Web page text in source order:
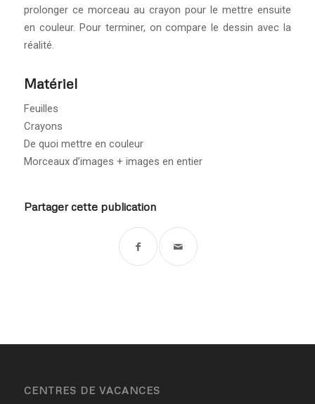
prolonger ce morceau au crayon pour le mettre ensuite
en couleur. Pour terminer, on compare le dessin avec la
réalité.
Matériel
Feuilles
Crayons
De quoi mettre en couleur
Morceaux d’images + images en entier
Partager cette publication
CENTRES DE VACANCES